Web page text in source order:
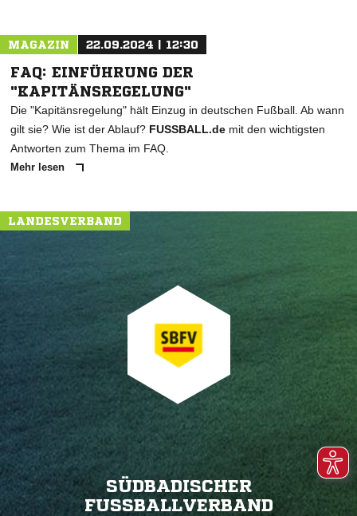
MAGAZIN 22.09.2024 | 12:30
FAQ: EINFÜHRUNG DER
"KAPITÄNSREGELUNG"
Die "Kapitänsregelung" hält Einzug in deutschen Fußball. Ab wann
gilt sie? Wie ist der Ablauf? FUSSBALL.de mit den wichtigsten
Antworten zum Thema im FAQ.
Mehr lesen
LANDESVERBAND
SÜDBADISCHER
FUSSBALLVERBAND